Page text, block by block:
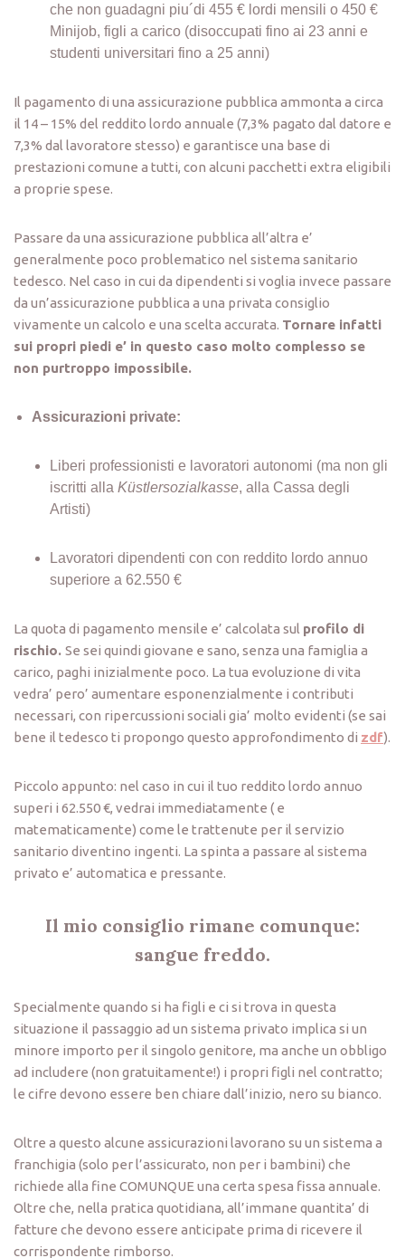
che non guadagni piu´di 455 € lordi mensili o 450 €
Minijob, figli a carico (disoccupati fino ai 23 anni e
studenti universitari fino a 25 anni)
Il pagamento di una assicurazione pubblica ammonta a circa
il 14 – 15% del reddito lordo annuale (7,3% pagato dal datore e
7,3% dal lavoratore stesso) e garantisce una base di
prestazioni comune a tutti, con alcuni pacchetti extra eligibili
a proprie spese.
Passare da una assicurazione pubblica all’altra e’
generalmente poco problematico nel sistema sanitario
tedesco. Nel caso in cui da dipendenti si voglia invece passare
da un’assicurazione pubblica a una privata consiglio
vivamente un calcolo e una scelta accurata. Tornare infatti
sui propri piedi e’ in questo caso molto complesso se
non purtroppo impossibile.
Assicurazioni private:
Liberi professionisti e lavoratori autonomi (ma non gli
iscritti alla Küstlersozialkasse, alla Cassa degli
Artisti)
Lavoratori dipendenti con con reddito lordo annuo
superiore a 62.550 €
La quota di pagamento mensile e’ calcolata sul profilo di
rischio. Se sei quindi giovane e sano, senza una famiglia a
carico, paghi inizialmente poco. La tua evoluzione di vita
vedra’ pero’ aumentare esponenzialmente i contributi
necessari, con ripercussioni sociali gia’ molto evidenti (se sai
bene il tedesco ti propongo questo approfondimento di zdf).
Piccolo appunto: nel caso in cui il tuo reddito lordo annuo
superi i 62.550 €, vedrai immediatamente ( e
matematicamente) come le trattenute per il servizio
sanitario diventino ingenti. La spinta a passare al sistema
privato e’ automatica e pressante.
Il mio consiglio rimane comunque:
sangue freddo.
Specialmente quando si ha figli e ci si trova in questa
situazione il passaggio ad un sistema privato implica si un
minore importo per il singolo genitore, ma anche un obbligo
ad includere (non gratuitamente!) i propri figli nel contratto;
le cifre devono essere ben chiare dall’inizio, nero su bianco.
Oltre a questo alcune assicurazioni lavorano su un sistema a
franchigia (solo per l’assicurato, non per i bambini) che
richiede alla fine COMUNQUE una certa spesa fissa annuale.
Oltre che, nella pratica quotidiana, all’immane quantita’ di
fatture che devono essere anticipate prima di ricevere il
corrispondente rimborso.